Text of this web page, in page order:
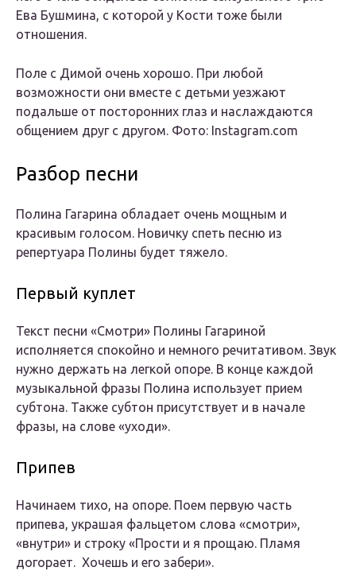
Ева Бушмина, с которой у Кости тоже были
отношения.
Поле с Димой очень хорошо. При любой
возможности они вместе с детьми уезжают
подальше от посторонних глаз и наслаждаются
общением друг с другом. Фото: Instagram.com
Разбор песни
Полина Гагарина обладает очень мощным и
красивым голосом. Новичку спеть песню из
репертуара Полины будет тяжело.
Первый куплет
Текст песни «Смотри» Полины Гагариной
исполняется спокойно и немного речитативом. Звук
нужно держать на легкой опоре. В конце каждой
музыкальной фразы Полина использует прием
субтона. Также субтон присутствует и в начале
фразы, на слове «уходи».
Припев
Начинаем тихо, на опоре. Поем первую часть
припева, украшая фальцетом слова «смотри»,
«внутри» и строку «Прости и я прощаю. Пламя
догорает. Хочешь и его забери».